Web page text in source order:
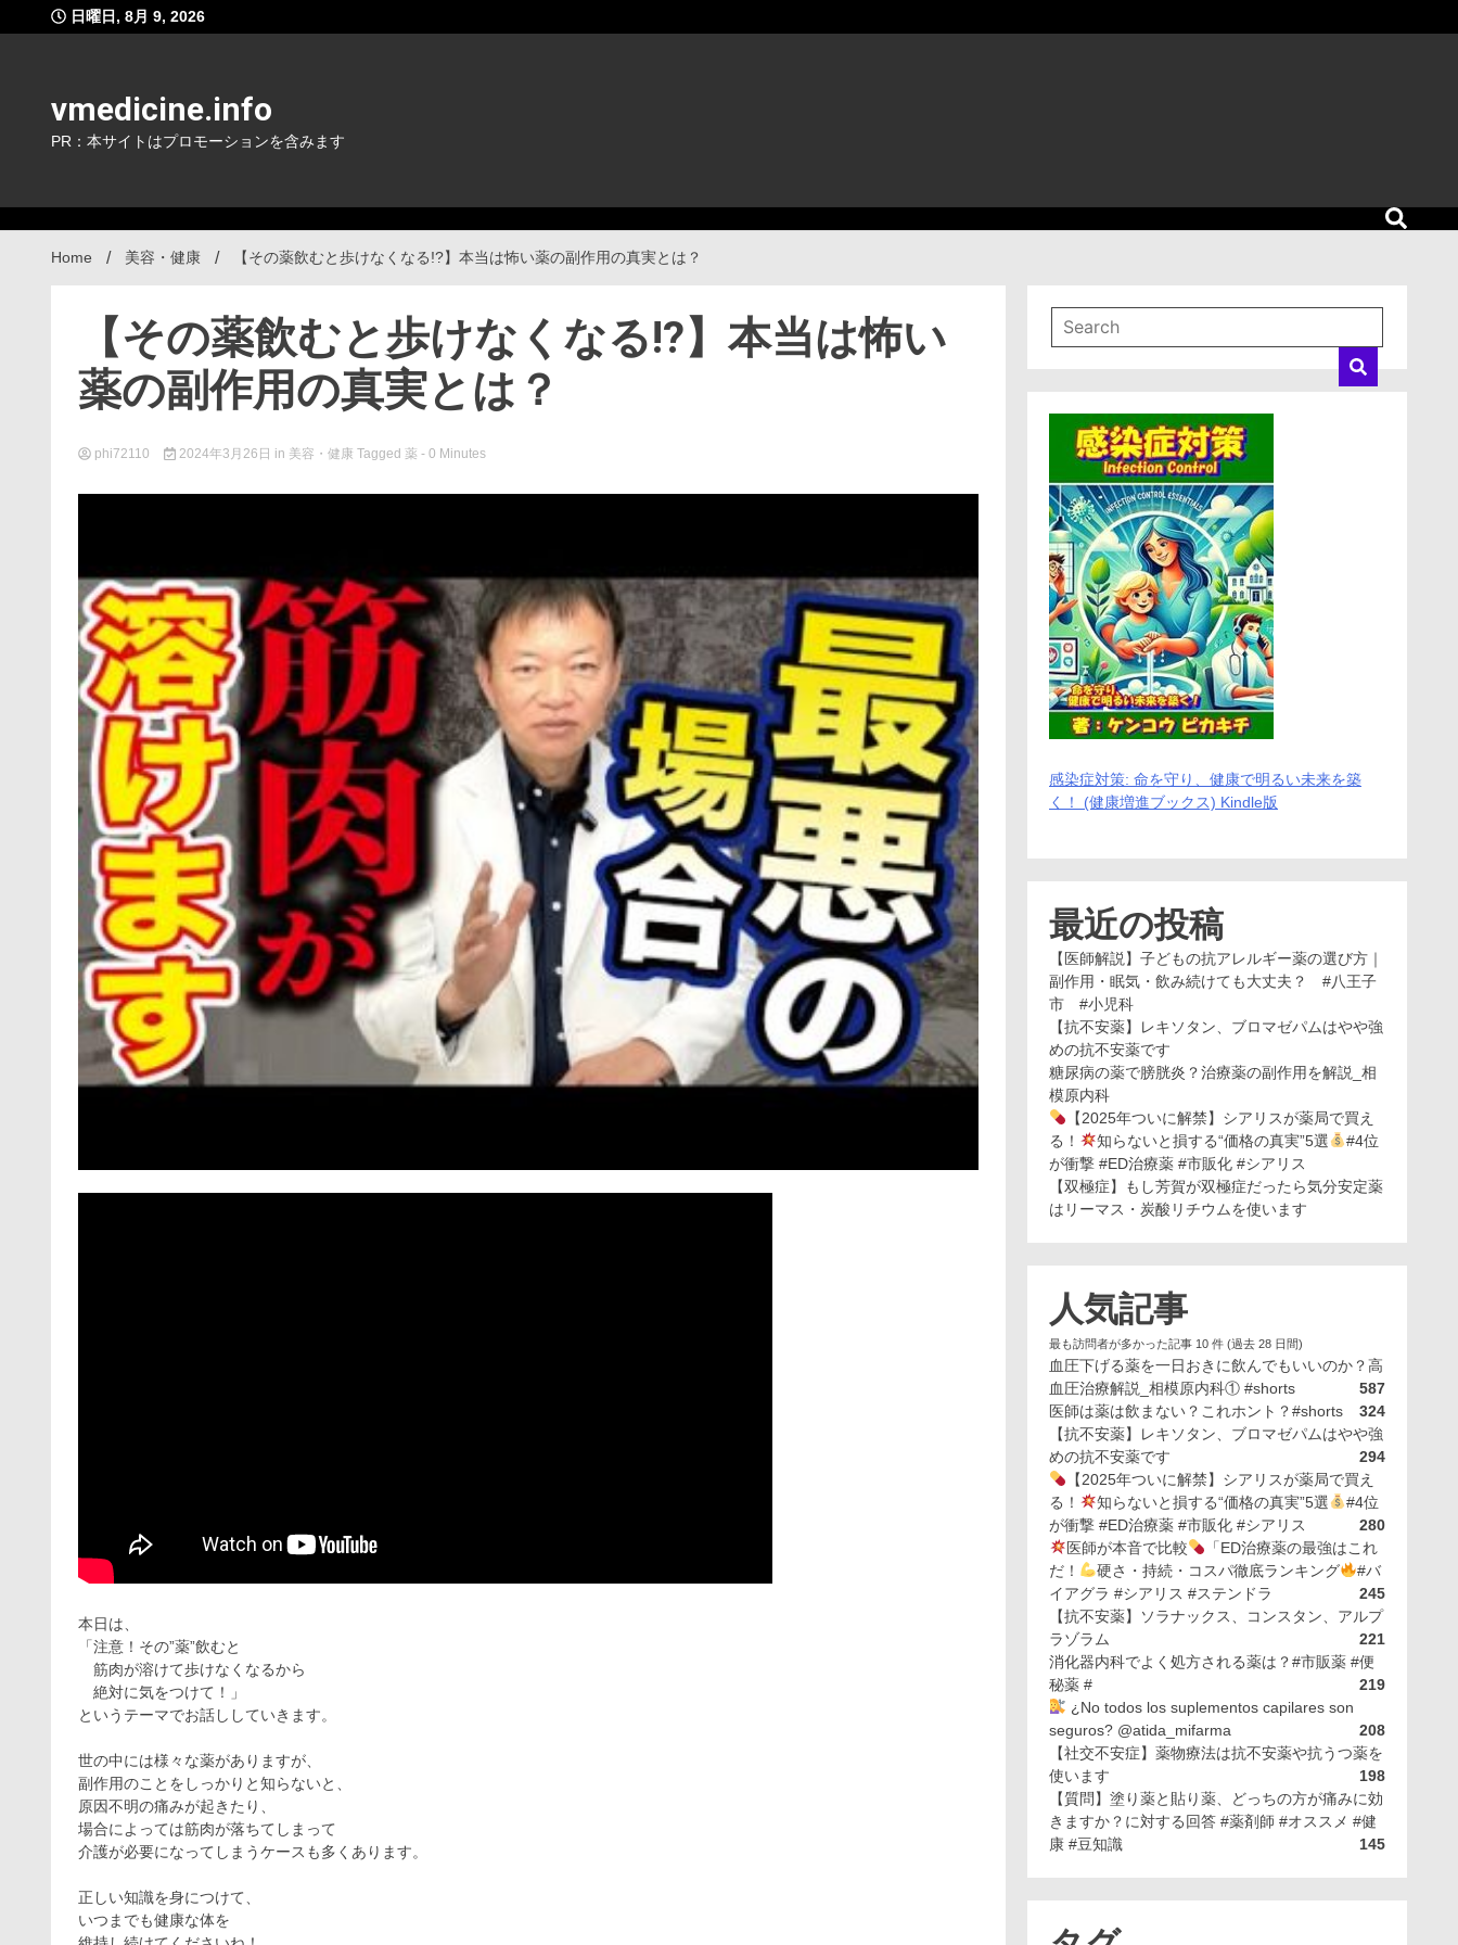
to
日曜日, 8月 9, 2026
vmedicine.info
PR：本サイトはプロモーションを含みます
Home 美容・健康 【その薬飲むと歩けなくなる!?】本当は怖い薬の副作用の真実とは？
【その薬飲むと歩けなくなる!?】本当は怖い
薬の副作用の真実とは？
phi72110 2024年3月26日 in 美容・健康 Tagged 薬 - 0 Minutes
本日は、
「注意！その”薬”飲むと
筋肉が溶けて歩けなくなるから
絶対に気をつけて！」
というテーマでお話ししていきます。
世の中には様々な薬がありますが、
副作用のことをしっかりと知らないと、
原因不明の痛みが起きたり、
場合によっては筋肉が落ちてしまって
介護が必要になってしまうケースも多くあります。
正しい知識を身につけて、
いつまでも健康な体を
感染症対策: 命を守り、健康で明るい未来を築
く！ (健康増進ブックス) Kindle版
最近の投稿
【医師解説】子どもの抗アレルギー薬の選び方｜
副作用・眠気・飲み続けても大丈夫？ #八王子
市 #小児科
【抗不安薬】レキソタン、ブロマゼパムはやや強
めの抗不安薬です
糖尿病の薬で膀胱炎？治療薬の副作用を解説_相
模原内科
【2025年ついに解禁】シアリスが薬局で買え
る！
知らないと損する“価格の真実”5選
#4位
が衝撃 #ED治療薬 #市販化 #シアリス
【双極症】もし芳賀が双極症だったら気分安定薬
はリーマス・炭酸リチウムを使います
人気記事
最も訪問者が多かった記事 10 件 (過去 28 日間)
血圧下げる薬を一日おきに飲んでもいいのか？高
血圧治療解説_相模原内科① #shorts
587
医師は薬は飲まない？これホント？#shorts
324
【抗不安薬】レキソタン、ブロマゼパムはやや強
めの抗不安薬です
294
【2025年ついに解禁】シアリスが薬局で買え
る！
知らないと損する“価格の真実”5選
#4位
が衝撃 #ED治療薬 #市販化 #シアリス
280
医師が本音で比較
「ED治療薬の最強はこれ
だ！
硬さ・持続・コスパ徹底ランキング
#バ
イアグラ #シアリス #ステンドラ
245
【抗不安薬】ソラナックス、コンスタン、アルプ
ラゾラム
221
消化器内科でよく処方される薬は？#市販薬 #便
秘薬 #
219
¿No todos los suplementos capilares son
seguros? @atida_mifarma
208
【社交不安症】薬物療法は抗不安薬や抗うつ薬を
使います
198
【質問】塗り薬と貼り薬、どっちの方が痛みに効
きますか？に対する回答 #薬剤師 #オススメ #健
康 #豆知識
145